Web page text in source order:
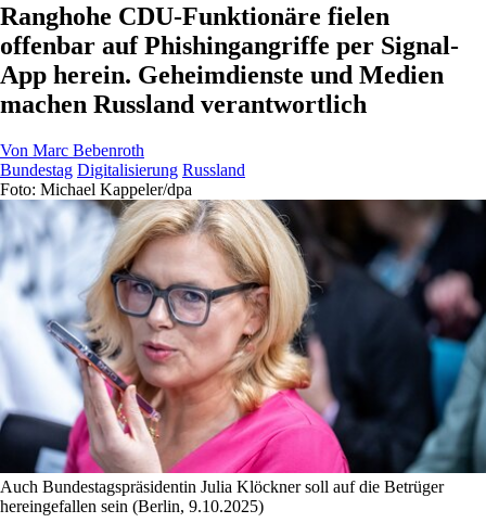
Ranghohe CDU-Funktionäre fielen
offenbar auf Phishingangriffe per Signal-
App herein. Geheimdienste und Medien
machen Russland verantwortlich
Von Marc Bebenroth
Bundestag Digitalisierung Russland
Foto: Michael Kappeler/dpa
Auch Bundestagspräsidentin Julia Klöckner soll auf die Betrüger
hereingefallen sein (Berlin, 9.10.2025)